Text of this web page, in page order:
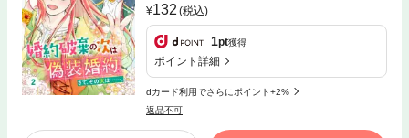
132 (税込)
1pt獲得
ポイント詳細
dカード利用でさらにポイント+2%
返品不可